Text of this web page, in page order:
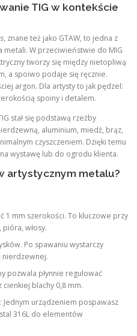
TIG w kontekście
, znane też jako GTAW, to jedna z
metali. W przeciwieństwie do MIG
tworzy się między nietopliwą
a spoiwo podaje się ręcznie.
argon. Dla artysty to jak pędzel:
spoiny i detalem.
stał się podstawą rzeźby
aluminium, miedź, brąz,
czyszczeniem. Dzięki temu
wystawę lub do ogrodu klienta.
artystycznym metalu?
1 mm szerokości. To kluczowe przy
włosy.
Po spawaniu wystarczy
nierdzewnej.
pozwala płynnie regulować
blachy 0,8 mm.
Jednym urządzeniem pospawasz
316L do elementów